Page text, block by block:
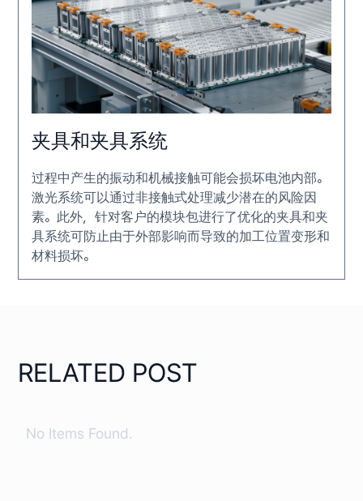
夹具和夹具系统
过程中产生的振动和机械接触可能会损坏电池内部。
激光系统可以通过非接触式处理减少潜在的风险因
素。此外，针对客户的模块包进行了优化的夹具和夹
具系统可防止由于外部影响而导致的加工位置变形和
材料损坏。
RELATED POST
No Items Found.